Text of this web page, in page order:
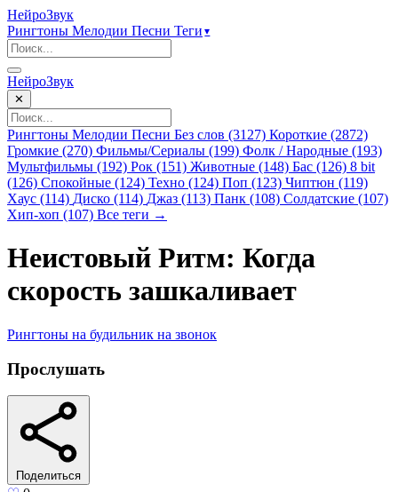
НейроЗвук
Рингтоны Мелодии Песни Теги ▾
НейроЗвук
✕
Рингтоны Мелодии Песни Без слов (3127) Короткие (2872)
Громкие (270) Фильмы/Сериалы (199) Фолк / Народные (193)
Мультфильмы (192) Рок (151) Животные (148) Бас (126) 8 bit
(126) Спокойные (124) Техно (124) Поп (123) Чиптюн (119)
Хаус (114) Диско (114) Джаз (113) Панк (108) Солдатские (107)
Хип-хоп (107) Все теги →
Неистовый Ритм: Когда
скорость зашкаливает
Рингтоны на будильник на звонок
Прослушать
Поделиться